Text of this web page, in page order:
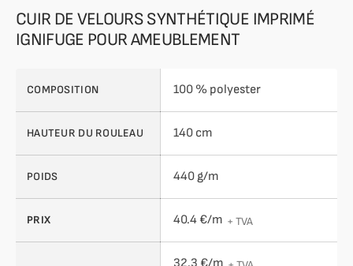
CUIR DE VELOURS SYNTHÉTIQUE IMPRIMÉ
IGNIFUGE POUR AMEUBLEMENT
COMPOSITION 100 % polyester
HAUTEUR DU ROULEAU 140 cm
POIDS 440 g/m
PRIX 40.4 €/m + TVA